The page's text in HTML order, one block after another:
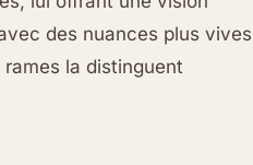
des nuances plus vives
la distinguent